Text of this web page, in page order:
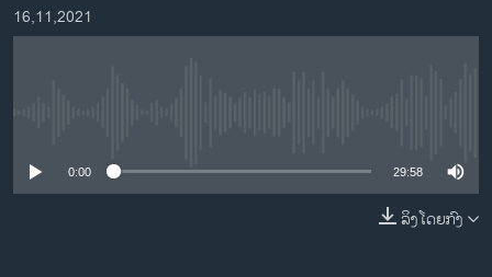
ຊີວິດຊາວລາວ
ພາສາອັງກິດ
16,11,2021
0:00 29:58
ລິງໂດຍກົງ